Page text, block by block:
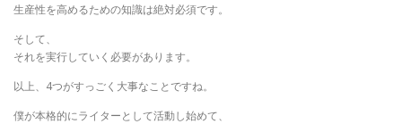
生産性を高めるための知識は絶対必須です。
そして、
それを実行していく必要があります。
以上、4つがすっごく大事なことですね。
僕が本格的にライターとして活動し始めて、